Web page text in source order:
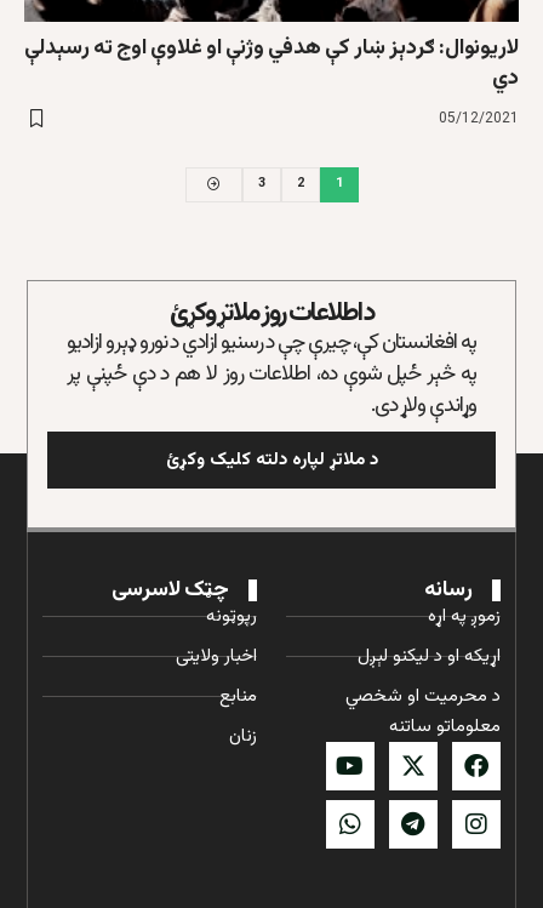
لاریونوال: ګردېز ښار کې هدفي وژنې او غلاوې اوج ته رسېدلې
دي
05/12/2021
1
2
3
د اطلاعات روز ملاتړ وکړئ
په افغانستان کې، چیرې چې د رسنیو ازادي د نورو ډېرو ازادیو
په څېر ځپل شوې ده، اطلاعات روز لا هم د دې ځپنې پر
وړاندې ولاړ دی.
د ملاتړ لپاره دلته کلیک وکړئ
رسانه
زموږ په اړه
اړیکه او د لیکنو لېږل
د محرمیت او شخصي
معلوماتو ساتنه
چټک لاسرسی
رپوټونه
اخبار ولایتی
منابع
زنان